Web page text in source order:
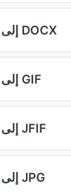
PSD إلى DOCX
PSD إلى GIF
PSD إلى JFIF
PSD إلى JPG